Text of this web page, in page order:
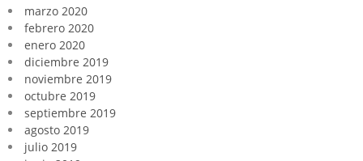
marzo 2020
febrero 2020
enero 2020
diciembre 2019
noviembre 2019
octubre 2019
septiembre 2019
agosto 2019
julio 2019